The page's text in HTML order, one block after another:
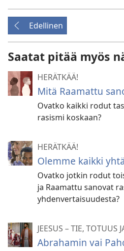
Edellinen
Saatat pitää myös
HERÄTKÄÄ!
Mitä Raamattu
Ovatko kaikki rodut
rasismi koskaan?
HERÄTKÄÄ!
Olemme kaikki
Ovatko jotkin rodut
ja Raamattu sanovat
yhdenvertaisuudesta?
JEESUS – TIE, TOTUUS
Abrahamin vai